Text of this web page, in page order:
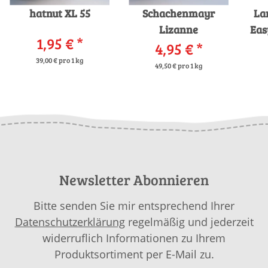
hatnut XL 55
1,95 €*
39,00 € pro 1 kg
Schachenmayr
Lizanne
4,95 €*
49,50 € pro 1 kg
Newsletter Abonnieren
Bitte senden Sie mir entsprechend Ihrer
Datenschutzerklärungregelmäßig und jederzeit
widerruflich Informationen zu Ihrem
Produktsortiment per E-Mail zu.